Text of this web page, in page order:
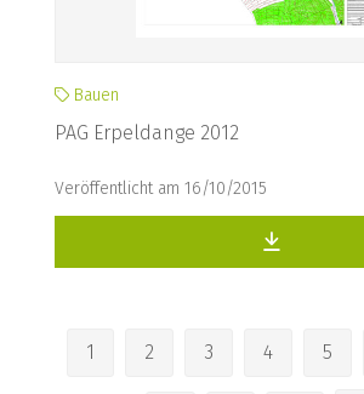
Bauen
PAG Erpeldange 2012
Veröffentlicht am 16/10/2015
1 2 3 4 5